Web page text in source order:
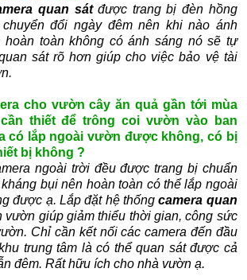
quan sátđược trang bị đèn hồng
đổi ngày đêm nên khi nào ánh
hoàn toàn không có ánh sáng nó sẽ tự
sát rõ hơn giúp cho việc bảo vệ tài
cho vườn cây ăn quả gần tới mùa
thiết để trông coi vườn vào ban
có lắp ngoài vườn được không, có bị
bị không ?
ngoài trời đều được trang bị chuẩn
bụi nên hoàn toàn có thể lắp ngoài
được ạ. Lắp đặt hệ thốngcamera quan
vườn giúp giảm thiểu thời gian, công sức
Chỉ cần kết nối các camera đến đầu
trung tâm là có thể quan sát được cả
đêm. Rất hữu ích cho nhà vườn ạ.